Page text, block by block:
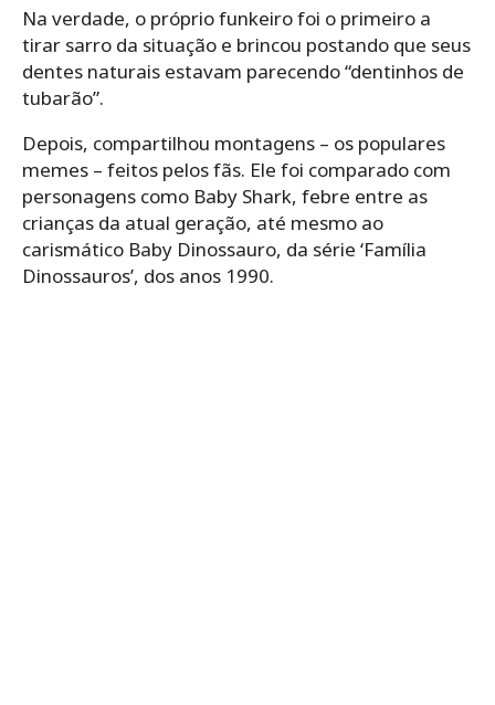
Na verdade, o próprio funkeiro foi o primeiro a
tirar sarro da situação e brincou postando que seus
dentes naturais estavam parecendo “dentinhos de
tubarão”.
Depois, compartilhou montagens – os populares
memes – feitos pelos fãs. Ele foi comparado com
personagens como Baby Shark, febre entre as
crianças da atual geração, até mesmo ao
carismático Baby Dinossauro, da série ‘Família
Dinossauros’, dos anos 1990.